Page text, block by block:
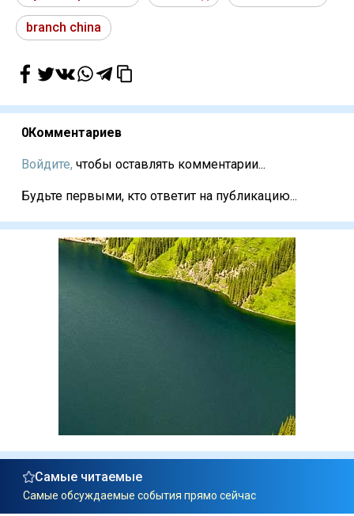
branch china
0Комментариев
Войдите, чтобы оставлять комментарии...
Будьте первыми, кто ответит на публикацию...
Самые читаемые
Самые обсуждаемые события прямо сейчас